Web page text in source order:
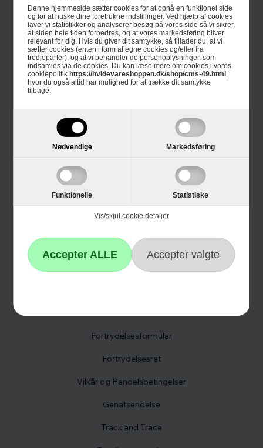
Denne hjemmeside sætter cookies for at opnå en funktionel side
og for at huske dine foretrukne indstillinger. Ved hjælp af cookies
laver vi statistikker og analyserer besøg på vores side så vi sikrer,
at siden hele tiden forbedres, og at vores markedsføring bliver
relevant for dig. Hvis du giver dit samtykke, så tillader du, at vi
sætter cookies (enten i form af egne cookies og/eller fra
tredjeparter), og at vi behandler de personoplysninger, som
indsamles via de cookies. Du kan læse mere om cookies i vores
cookiepolitik https://hvidevareshoppen.dk/shop/cms-49.html ,
hvor du også altid har mulighed for at trække dit samtykke
tilbage.
Nødvendige Markedsføring
Funktionelle Statistiske
Vis/skjul cookie detaljer
Kundeservice
Kontakt os
Fortrydelsesformular
Fortrydelsesret
Vilkår og Handelsbetingelser
Genafsendelse
Track and Trace
Om Hvidevareshoppen.dk
Trustpilot
E-mærket
4 års garanti